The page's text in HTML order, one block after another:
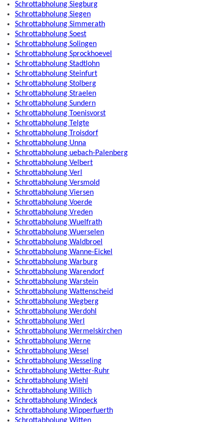
Schrottabholung Siegburg
Schrottabholung Siegen
Schrottabholung Simmerath
Schrottabholung Soest
Schrottabholung Solingen
Schrottabholung Sprockhoevel
Schrottabholung Stadtlohn
Schrottabholung Steinfurt
Schrottabholung Stolberg
Schrottabholung Straelen
Schrottabholung Sundern
Schrottabholung Toenisvorst
Schrottabholung Telgte
Schrottabholung Troisdorf
Schrottabholung Unna
Schrottabholung uebach-Palenberg
Schrottabholung Velbert
Schrottabholung Verl
Schrottabholung Versmold
Schrottabholung Viersen
Schrottabholung Voerde
Schrottabholung Vreden
Schrottabholung Wuelfrath
Schrottabholung Wuerselen
Schrottabholung Waldbroel
Schrottabholung Wanne-Eickel
Schrottabholung Warburg
Schrottabholung Warendorf
Schrottabholung Warstein
Schrottabholung Wattenscheid
Schrottabholung Wegberg
Schrottabholung Werdohl
Schrottabholung Werl
Schrottabholung Wermelskirchen
Schrottabholung Werne
Schrottabholung Wesel
Schrottabholung Wesseling
Schrottabholung Wetter-Ruhr
Schrottabholung Wiehl
Schrottabholung Willich
Schrottabholung Windeck
Schrottabholung Wipperfuerth